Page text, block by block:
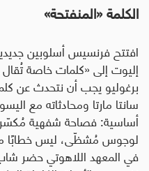
الكلمة «المنفتحة»
افتتح فرنسيس أسلوبين
إليوت إلى «كلمات خاصة
برغوليو يجب أن نتحدث عن
سانتا مارتا ومحادثاته مع
أساسية: فصاحة شفهية
لوجوس مُشظّى، ليس خطابًا
في المعهد اللاهوتي حضر